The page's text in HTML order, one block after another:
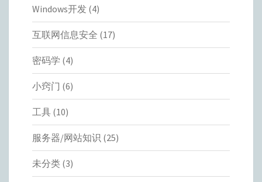
Windows开发 (4)
互联网信息安全 (17)
密码学 (4)
小窍门 (6)
工具 (10)
服务器/网站知识 (25)
未分类 (3)